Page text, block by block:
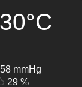
mmHg
29 %